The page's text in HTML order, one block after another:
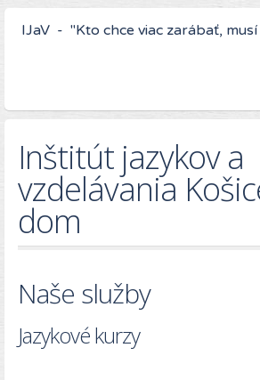
IJaV - "Kto chce viac zarábať, musí
Inštitút jazykov a
vzdelávania
dom
Naše služby
Jazykové kurzy